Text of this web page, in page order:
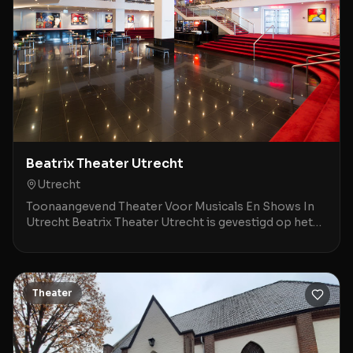
Beatrix Theater Utrecht
Utrecht
Toonaangevend Theater Voor Musicals En Shows In
Utrecht Beatrix Theater Utrecht is gevestigd op het
Theater